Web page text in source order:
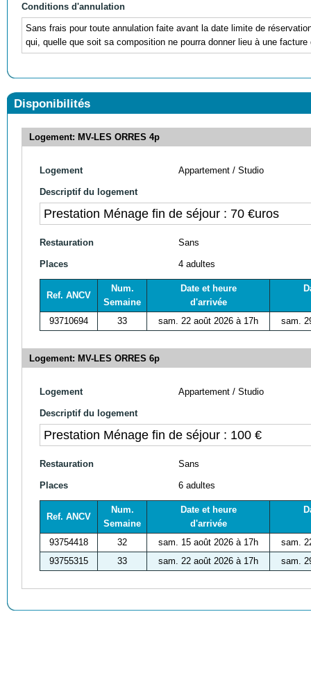
Conditions d'annulation
Sans frais pour toute annulation faite avant la date limite de
qui, quelle que soit sa composition ne pourra donner lieu à une
Disponibilités
Logement: MV-LES ORRES 4p
Logement Appartement / Studio
Descriptif du logement
Prestation Ménage fin de séjour : 70 €uros
Restauration Sans
Places 4 adultes
Ref. ANCV
Num.
Semaine
Date et heure
d'arrivée
93710694 33 sam. 22 août 2026 à 17h sam.
Logement: MV-LES ORRES 6p
Logement Appartement / Studio
Descriptif du logement
Prestation Ménage fin de séjour : 100 €
Restauration Sans
Places 6 adultes
Ref. ANCV
Num.
Semaine
Date et heure
d'arrivée
93754418 32 sam. 15 août 2026 à 17h
sam.
93755315
33 sam. 22 août 2026 à 17h sam.